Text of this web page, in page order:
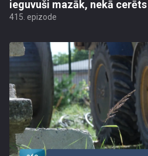
ieguvuši mazāk, nekā cerēts
415. epizode